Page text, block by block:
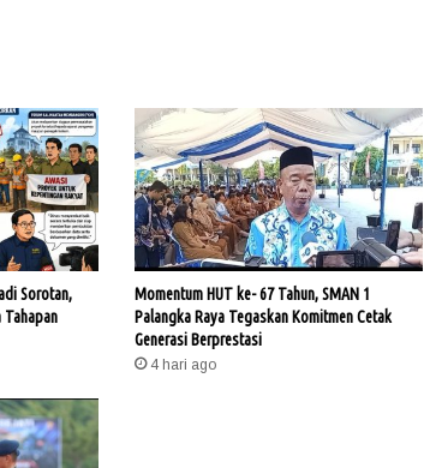
Sorotan,
Tahapan
Momentum HUT ke- 67 Tahun, SMAN 1
Palangka Raya Tegaskan Komitmen Cetak
Generasi Berprestasi
4 hari ago